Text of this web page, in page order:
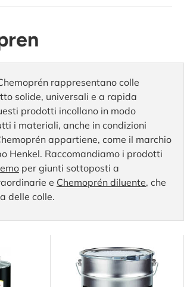
rappresentano colle
solide, universali e a rapida
prodotti incollano in modo
i materiali, anche in condizioni
appartiene, come il marchio
Henkel. Raccomandiamo i prodotti
per giunti sottoposti a
e Chemoprén diluente, che
delle colle.